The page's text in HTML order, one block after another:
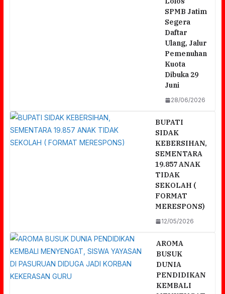
SPMB Jatim
Segera
Daftar
Ulang, Jalur
Pemenuhan
Kuota
Dibuka 29
Juni
28/06/2026
BUPATI
SIDAK
KEBERSIHAN,
SEMENTARA
19.857 ANAK
TIDAK
SEKOLAH (
FORMAT
MERESPONS)
12/05/2026
AROMA
BUSUK
DUNIA
PENDIDIKAN
KEMBALI